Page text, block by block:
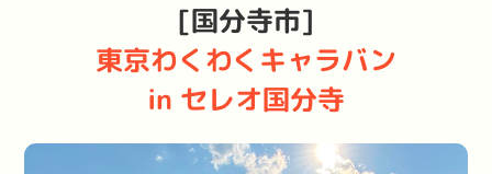
[国分寺市]
東京わくわくキャラバン
in セレオ国分寺